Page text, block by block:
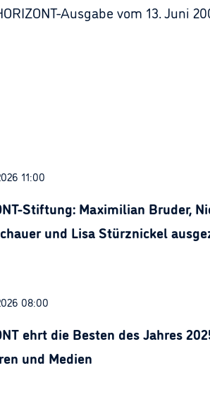
Ausgabe vom 13. Juni
11:00
Stiftung: Maximilian Bruder,
und Lisa Stürznickel
08:00
ehrt die Besten des Jahres
und Medien